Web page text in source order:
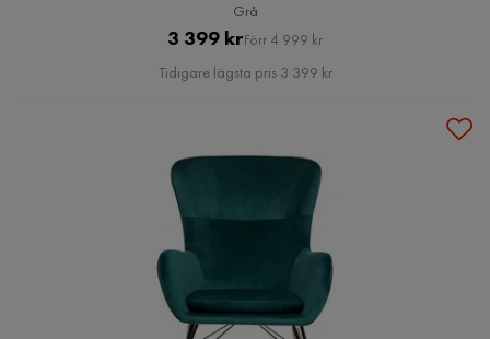
Grå
Pris
3 399 krOriginal
Pris
Förr 4 999 kr
Tidigare lägsta pris 3 399 kr